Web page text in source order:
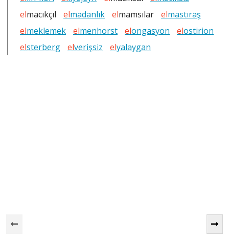
elmacıkçıl elmadanlık elmamsılar elmastıraş
elmeklemek elmenhorst elongasyon elostirion
elsterberg elverişsiz elyalaygan